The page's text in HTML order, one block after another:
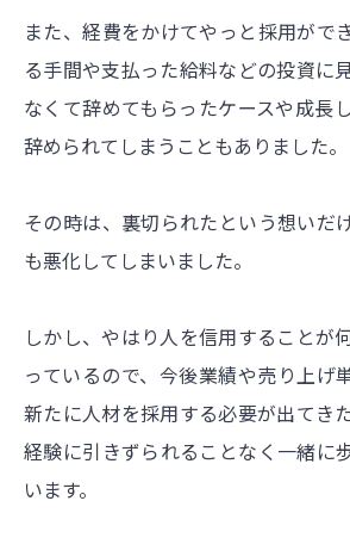
また、経費をかけてやっと採用がで
る手間や支払った給料などの投資に
なくて辞めてもらったケースや成長
辞められてしまうこともありました。
その時は、裏切られたという想いだ
も悪化してしまいました。
しかし、やはり人を信用することが
っているので、今後業績や売り上げ
新たに人材を採用する必要が出てき
経験に引きずられることなく一緒に
います。